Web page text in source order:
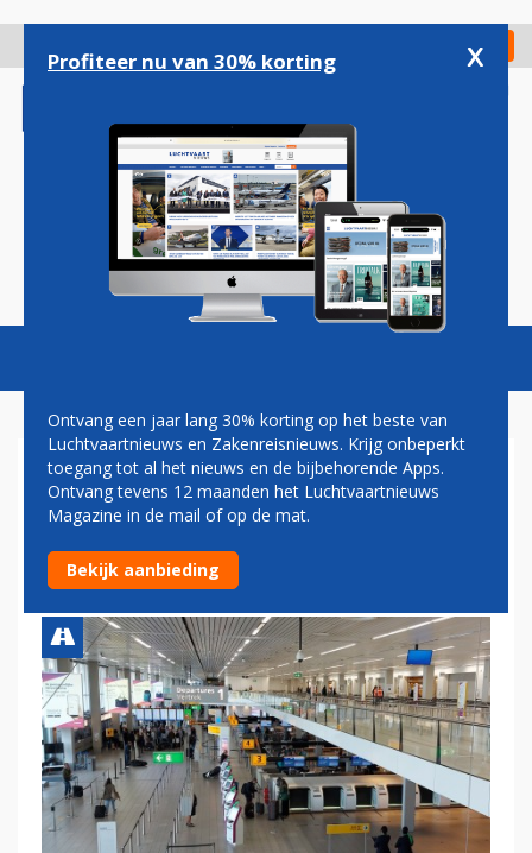
gaan
Check in
Magazine Podcasts Vacatures
OPTIMISME OVERHEERST
DAT SCHIPHOL DRUKTE IN
MEIVAKANTIE AAN KAN
Profiteer nu van 30% korting x
Ontvang een jaar lang 30% korting op het beste van
Luchtvaartnieuws en Zakenreisnieuws. Krijg onbeperkt
toegang tot al het nieuws en de bijbehorende Apps.
Ontvang tevens 12 maanden het Luchtvaartnieuws
Magazine in de mail of op de mat.
Bekijk aanbieding